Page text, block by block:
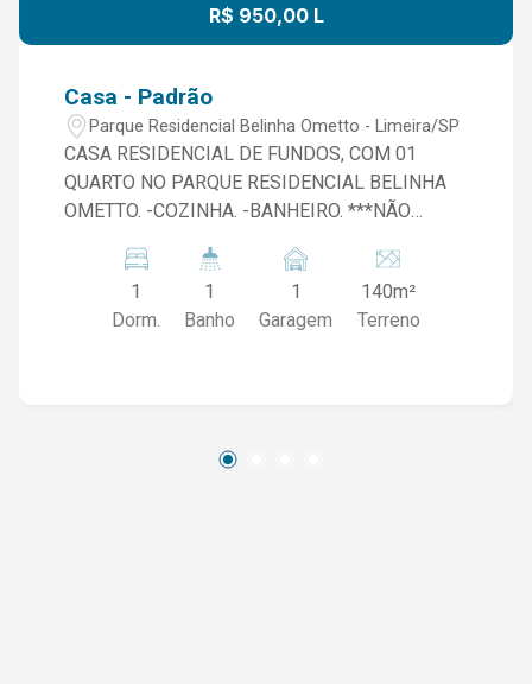
R$ 950,00 L
Casa - Padrão
Parque Residencial Belinha Ometto - Limeira/SP
CASA RESIDENCIAL DE FUNDOS, COM 01
QUARTO NO PARQUE RESIDENCIAL BELINHA
OMETTO. -COZINHA. -BANHEIRO. ***NÃO
garagem para moto
1
Dorm.
1
Banho
1
Garagem
140m²
Terreno